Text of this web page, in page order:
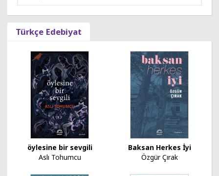
Türkçe Edebiyat
öylesine bir sevgili
Aslı Tohumcu
Baksan Herkes İyi
Özgür Çırak